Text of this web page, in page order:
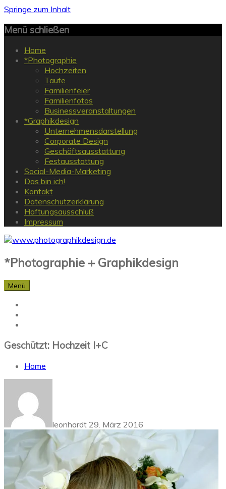
Springe zum Inhalt
Menü schließen
Home
*Photographie
Hochzeiten
Taufe
Familienfeier
Familienfotos
Businessveranstaltungen
*Graphikdesign
Unternehmensdarstellung
Corporate Design
Geschäftsausstattung
Festausstattung
Social-Media-Marketing
Das bin ich!
Kontakt
Datenschutzerklärung
Haftungsausschluß
Impressum
*Photographie + Graphikdesign
Menü
Geschützt: Hochzeit I+C
Home
leonhardt 29. März 2016